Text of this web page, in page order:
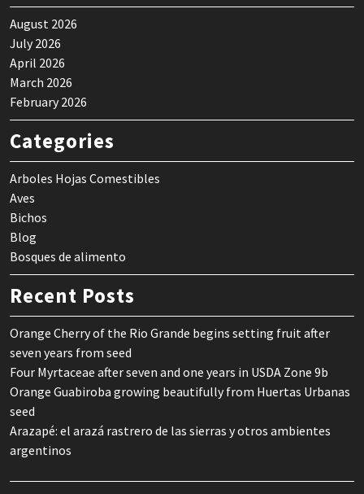
August 2026
July 2026
April 2026
March 2026
February 2026
Categories
Arboles Hojas Comestibles
Aves
Bichos
Blog
Bosques de alimento
Recent Posts
Orange Cherry of the Rio Grande begins setting fruit after
seven years from seed
Four Myrtaceae after seven and one years in USDA Zone 9b
Orange Guabiroba growing beautifully from Huertas Urbanas
seed
Arazapé: el arazá rastrero de las sierras y otros ambientes
argentinos